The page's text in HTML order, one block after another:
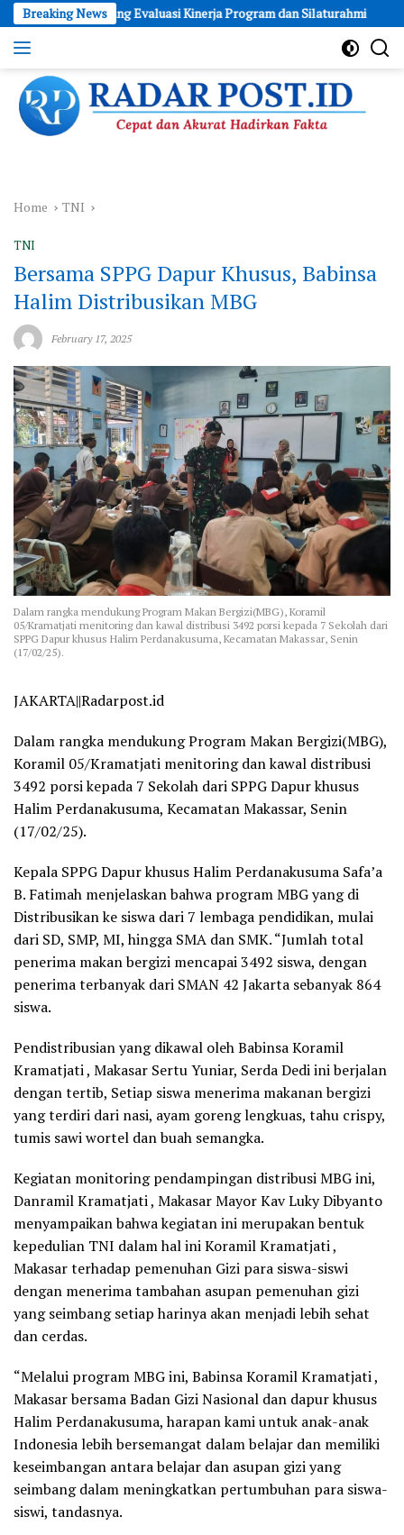
Skip
to
content
Breaking News
Ajang Evaluasi Kinerja Program dan Silaturahmi
dan
Akurat
Hadirkan
Fakta
Home TNI
TNI
Bersama SPPG Dapur Khusus, Babinsa
Halim Distribusikan MBG
February 17, 2025
Dalam rangka mendukung Program Makan Bergizi(MBG), Koramil
05/Kramatjati menitoring dan kawal distribusi 3492 porsi kepada 7 Sekolah dari
SPPG Dapur khusus Halim Perdanakusuma, Kecamatan Makassar, Senin
(17/02/25).
JAKARTA||Radarpost.id
Dalam rangka mendukung Program Makan Bergizi(MBG),
Koramil 05/Kramatjati menitoring dan kawal distribusi
3492 porsi kepada 7 Sekolah dari SPPG Dapur khusus
Halim Perdanakusuma, Kecamatan Makassar, Senin
(17/02/25).
Kepala SPPG Dapur khusus Halim Perdanakusuma Safa’a
B. Fatimah menjelaskan bahwa program MBG yang di
Distribusikan ke siswa dari 7 lembaga pendidikan, mulai
dari SD, SMP, MI, hingga SMA dan SMK. “Jumlah total
penerima makan bergizi mencapai 3492 siswa, dengan
penerima terbanyak dari SMAN 42 Jakarta sebanyak 864
siswa.
Pendistribusian yang dikawal oleh Babinsa Koramil
Kramatjati , Makasar Sertu Yuniar, Serda Dedi ini berjalan
dengan tertib, Setiap siswa menerima makanan bergizi
yang terdiri dari nasi, ayam goreng lengkuas, tahu crispy,
tumis sawi wortel dan buah semangka.
Kegiatan monitoring pendampingan distribusi MBG ini,
Danramil Kramatjati , Makasar Mayor Kav Luky Dibyanto
menyampaikan bahwa kegiatan ini merupakan bentuk
kepedulian TNI dalam hal ini Koramil Kramatjati ,
Makasar terhadap pemenuhan Gizi para siswa-siswi
dengan menerima tambahan asupan pemenuhan gizi
yang seimbang setiap harinya akan menjadi lebih sehat
dan cerdas.
“Melalui program MBG ini, Babinsa Koramil Kramatjati ,
Makasar bersama Badan Gizi Nasional dan dapur khusus
Halim Perdanakusuma, harapan kami untuk anak-anak
Indonesia lebih bersemangat dalam belajar dan memiliki
keseimbangan antara belajar dan asupan gizi yang
seimbang dalam meningkatkan pertumbuhan para siswa-
siswi, tandasnya.